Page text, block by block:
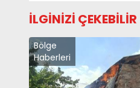
İLGİNİZİ ÇEKEBİLİR
Bölge
Haberleri